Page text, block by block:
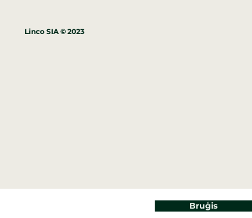
Bruģis
Linco SIA © 2023